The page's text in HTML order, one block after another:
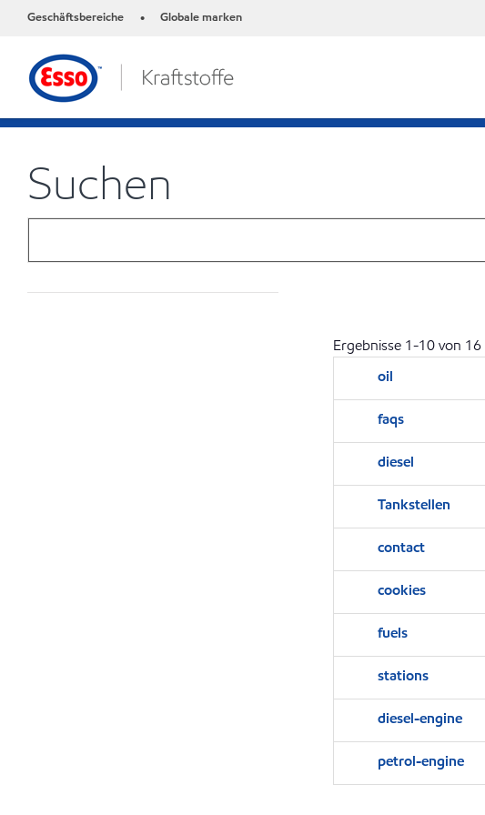
Geschäftsbereiche • Globale marken
Suchen
Ergebnisse 1-10von 16
oil
faqs
diesel
Tankstellen
contact
cookies
fuels
stations
diesel-engine
petrol-engine